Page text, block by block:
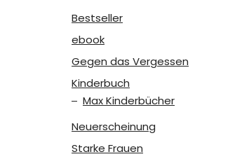
Bestseller
ebook
Gegen das Vergessen
Kinderbuch
Max Kinderbücher
Neuerscheinung
Starke Frauen